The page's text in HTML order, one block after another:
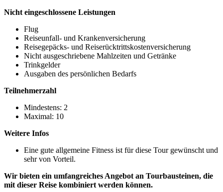
Nicht eingeschlossene Leistungen
Flug
Reiseunfall- und Krankenversicherung
Reisegepäcks- und Reiserücktrittskostenversicherung
Nicht ausgeschriebene Mahlzeiten und Getränke
Trinkgelder
Ausgaben des persönlichen Bedarfs
Teilnehmerzahl
Mindestens: 2
Maximal: 10
Weitere Infos
Eine gute allgemeine Fitness ist für diese Tour gewünscht und
sehr von Vorteil.
Wir bieten ein umfangreiches Angebot an Tourbausteinen, die
mit dieser Reise kombiniert werden können.